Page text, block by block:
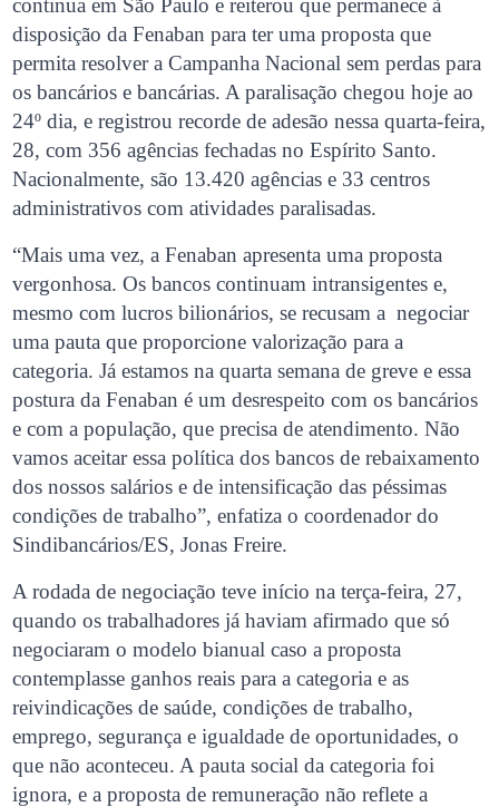
continua em São Paulo e reiterou que permanece à
disposição da Fenaban para ter uma proposta que
permita resolver a Campanha Nacional sem perdas para
os bancários e bancárias. A paralisação chegou hoje ao
24º dia, e registrou recorde de adesão nessa quarta-feira,
28, com 356 agências fechadas no Espírito Santo.
Nacionalmente, são 13.420 agências e 33 centros
administrativos com atividades paralisadas.
“Mais uma vez, a Fenaban apresenta uma proposta
vergonhosa. Os bancos continuam intransigentes e,
mesmo com lucros bilionários, se recusam a negociar
uma pauta que proporcione valorização para a
categoria. Já estamos na quarta semana de greve e essa
postura da Fenaban é um desrespeito com os bancários
e com a população, que precisa de atendimento. Não
vamos aceitar essa política dos bancos de rebaixamento
dos nossos salários e de intensificação das péssimas
condições de trabalho”, enfatiza o coordenador do
Sindibancários/ES, Jonas Freire.
A rodada de negociação teve início na terça-feira, 27,
quando os trabalhadores já haviam afirmado que só
negociaram o modelo bianual caso a proposta
contemplasse ganhos reais para a categoria e as
reivindicações de saúde, condições de trabalho,
emprego, segurança e igualdade de oportunidades, o
que não aconteceu. A pauta social da categoria foi
ignora, e a proposta de remuneração não reflete a